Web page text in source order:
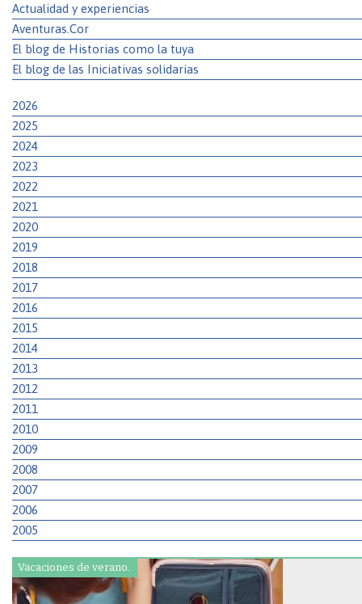
Actualidad y experiencias
Aventuras.Cor
El blog de Historias como la tuya
El blog de las Iniciativas solidarias
2026
2025
2024
2023
2022
2021
2020
2019
2018
2017
2016
2015
2014
2013
2012
2011
2010
2009
2008
2007
2006
2005
Vacaciones de verano.